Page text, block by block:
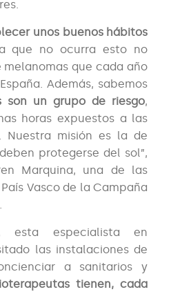
unos buenos hábitos
que no ocurra esto no
que cada año
Además, sabemos
son un grupo de riesgo,
horas expuestos a las
Nuestra misión es la de
protegerse del sol”,
Marquina, una de las
Vasco de la Campaña
esta especialista en
las instalaciones de
a sanitarios y
tienen, cada